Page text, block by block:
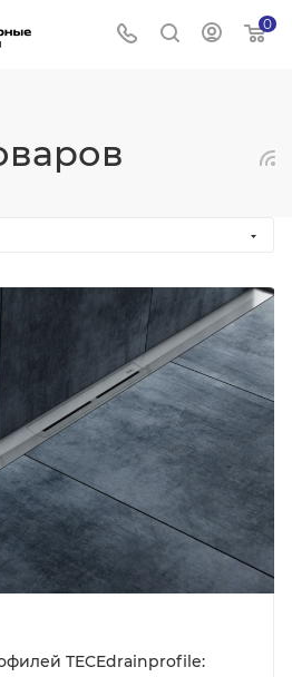
0
TECEdrainprofile: